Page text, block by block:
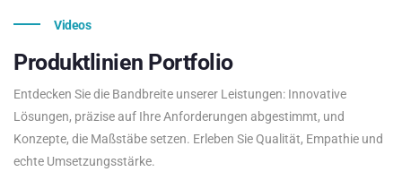
Videos
Produktlinien Portfolio
Entdecken Sie die Bandbreite unserer Leistungen: Innovative
Lösungen, präzise auf Ihre Anforderungen abgestimmt, und
Konzepte, die Maßstäbe setzen. Erleben Sie Qualität, Empathie und
echte Umsetzungsstärke.